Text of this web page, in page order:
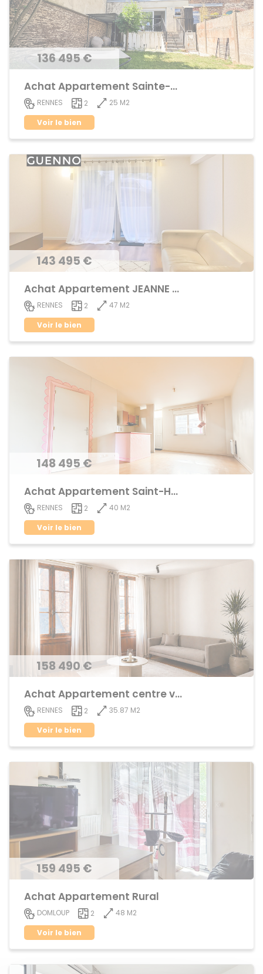
136 495 €
Achat Appartement Sainte-Thérèse
RENNES 2
25 M2
Voir le bien
143 495 €
Achat Appartement JEANNE d'ARC - BEAULIEU
RENNES 2
47 M2
Voir le bien
148 495 €
Achat Appartement Saint-Helier
RENNES 2
40 M2
Voir le bien
158 490 €
Achat Appartement centre ville
RENNES 2
35.87 M2
Voir le bien
159 495 €
Achat Appartement Rural
DOMLOUP 2
48 M2
Voir le bien